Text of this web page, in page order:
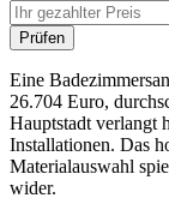
Prüfen
Eine
26.704 Euro,
Hauptstadt verlangt
Installationen. Das
Materialauswahl
wider.